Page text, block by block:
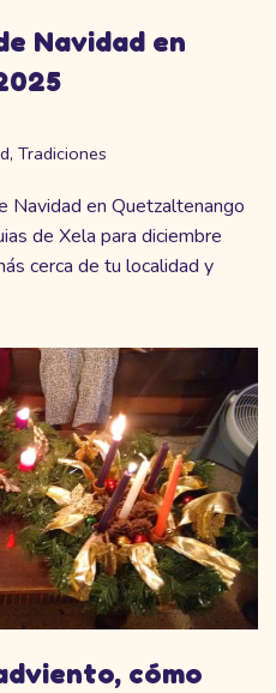
Navidad en
, Tradiciones
Navidad en Quetzaltenango
de Xela para diciembre
cerca de tu localidad y
cómo